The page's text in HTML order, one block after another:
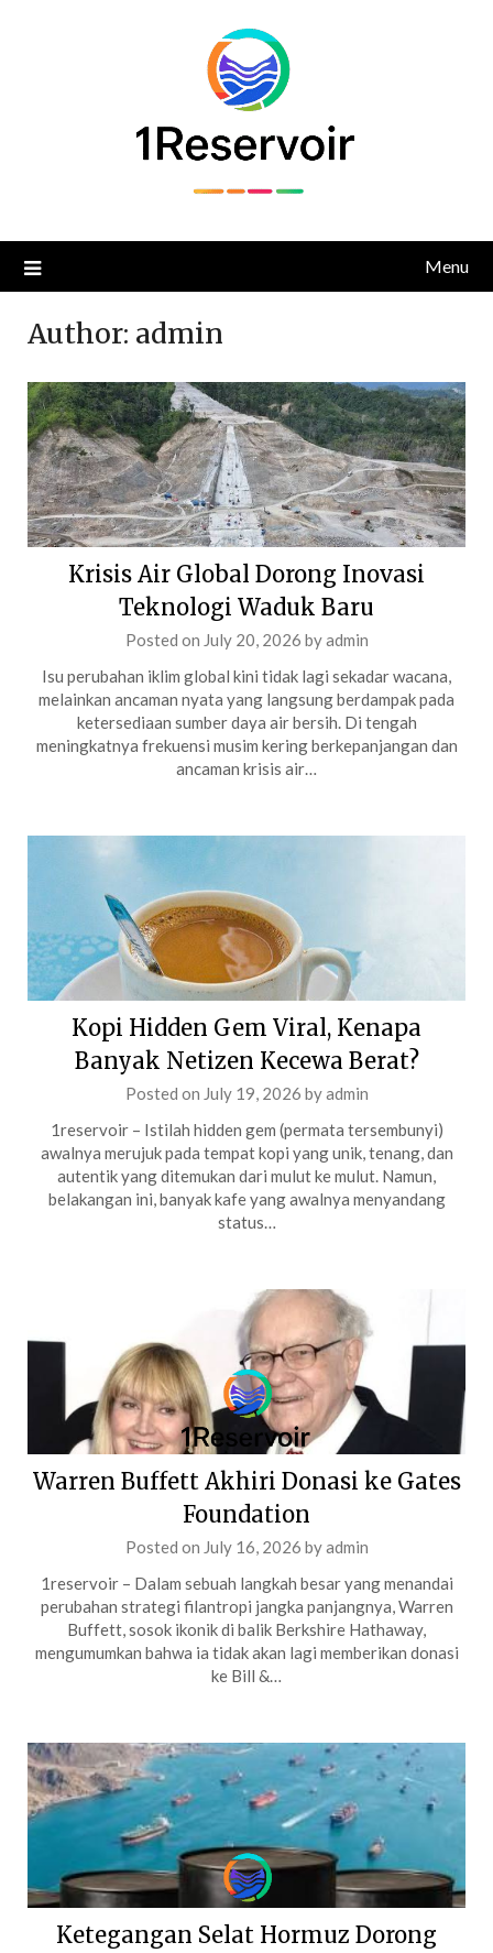
Menu
Author: admin
Krisis Air Global Dorong Inovasi
Teknologi Waduk Baru
Posted on July 20, 2026 byadmin
Isu perubahan iklim global kini tidak lagi sekadar wacana,
melainkan ancaman nyata yang langsung berdampak pada
ketersediaan sumber daya air bersih. Di tengah
meningkatnya frekuensi musim kering berkepanjangan dan
ancaman krisis air…
Kopi Hidden Gem Viral, Kenapa
Banyak Netizen Kecewa Berat?
Posted on July 19, 2026 byadmin
1reservoir – Istilah hidden gem (permata tersembunyi)
awalnya merujuk pada tempat kopi yang unik, tenang, dan
autentik yang ditemukan dari mulut ke mulut. Namun,
belakangan ini, banyak kafe yang awalnya menyandang
status…
Warren Buffett Akhiri Donasi ke Gates
Foundation
Posted on July 16, 2026 byadmin
1reservoir – Dalam sebuah langkah besar yang menandai
perubahan strategi filantropi jangka panjangnya, Warren
Buffett, sosok ikonik di balik Berkshire Hathaway,
mengumumkan bahwa ia tidak akan lagi memberikan donasi
ke Bill &…
Ketegangan Selat Hormuz Dorong